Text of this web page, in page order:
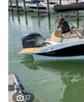
12